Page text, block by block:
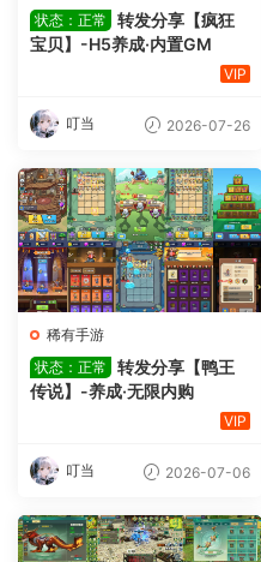
状态：正常
转发分享【疯狂
宝贝】-H5养成·内置GM
VIP
叮当 2026-07-26
稀有手游
状态：正常
转发分享【鸭王
传说】-养成·无限内购
VIP
叮当 2026-07-06